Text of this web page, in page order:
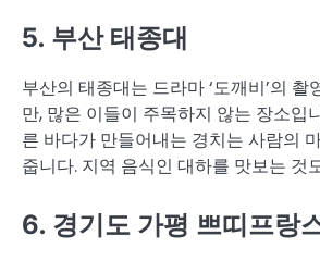
5. 부산 태종대
부산의 태종대는 드라마 ‘도깨비’의 촬
만, 많은 이들이 주목하지 않는 장소입
른 바다가 만들어내는 경치는 사람의
줍니다. 지역 음식인 대하를 맛보는 것
6. 경기도 가평 쁘띠프랑